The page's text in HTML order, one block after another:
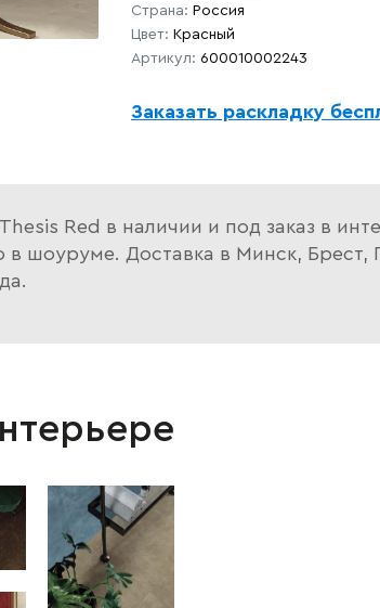
Страна: Россия
Цвет: Красный
Артикул: 600010002243
Заказать раскладку
Red в наличии и под заказ в
шоуруме. Доставка в Минск, Брест,